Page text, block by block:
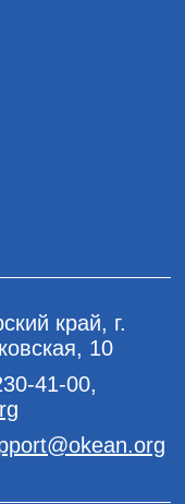
край, г.
10
41-00,